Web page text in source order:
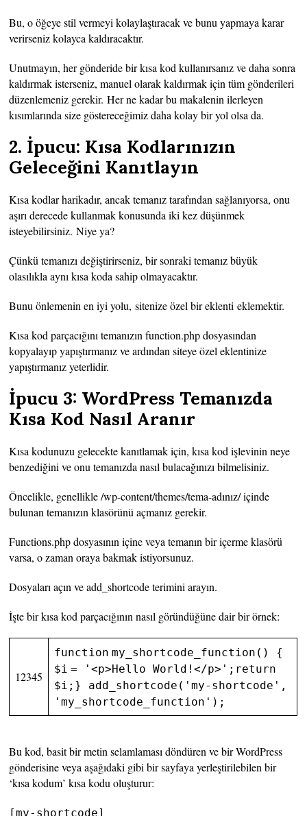
Bu, o öğeye stil vermeyi kolaylaştıracak ve bunu yapmaya karar
verirseniz kolayca kaldıracaktır.
Unutmayın, her gönderide bir kısa kod kullanırsanız ve daha sonra
kaldırmak isterseniz, manuel olarak kaldırmak için tüm gönderileri
düzenlemeniz gerekir. Her ne kadar bu makalenin ilerleyen
kısımlarında size göstereceğimiz daha kolay bir yol olsa da.
2. İpucu: Kısa Kodlarınızın
Geleceğini Kanıtlayın
Kısa kodlar harikadır, ancak temanız tarafından sağlanıyorsa, onu
aşırı derecede kullanmak konusunda iki kez düşünmek
isteyebilirsiniz. Niye ya?
Çünkü temanızı değiştirirseniz, bir sonraki temanız büyük
olasılıkla aynı kısa koda sahip olmayacaktır.
Bunu önlemenin en iyi yolu, sitenize özel bir eklenti eklemektir.
Kısa kod parçacığını temanızın function.php dosyasından
kopyalayıp yapıştırmanız ve ardından siteye özel eklentinize
yapıştırmanız yeterlidir.
İpucu 3: WordPress Temanızda
Kısa Kod Nasıl Aranır
Kısa kodunuzu gelecekte kanıtlamak için, kısa kod işlevinin neye
benzediğini ve onu temanızda nasıl bulacağınızı bilmelisiniz.
Öncelikle, genellikle /wp-content/themes/tema-adınız/ içinde
bulunan temanızın klasörünü açmanız gerekir.
Functions.php dosyasının içine veya temanın bir içerme klasörü
varsa, o zaman oraya bakmak istiyorsunuz.
Dosyaları açın ve add_shortcode terimini arayın.
İşte bir kısa kod parçacığının nasıl göründüğüne dair bir örnek:
12345
function my_shortcode_function() {
$i = '<p>Hello World!</p>' ; return
$i ; } add_shortcode( 'my-shortcode' ,
'my_shortcode_function' );
Bu kod, basit bir metin selamlaması döndüren ve bir WordPress
gönderisine veya aşağıdaki gibi bir sayfaya yerleştirilebilen bir
‘kısa kodum’ kısa kodu oluşturur:
[my-shortcode]